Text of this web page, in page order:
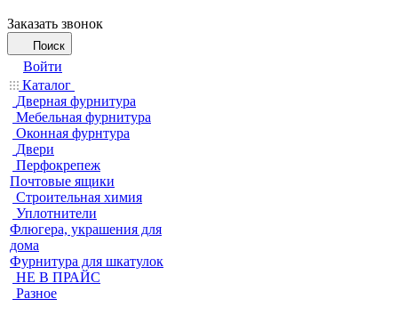
Заказать звонок
Поиск
Войти
Каталог
Дверная фурнитура
Мебельная фурнитура
Оконная фурнтура
Двери
Перфокрепеж
Почтовые ящики
Строительная химия
Уплотнители
Флюгера, украшения для
дома
Фурнитура для шкатулок
НЕ В ПРАЙС
Разное